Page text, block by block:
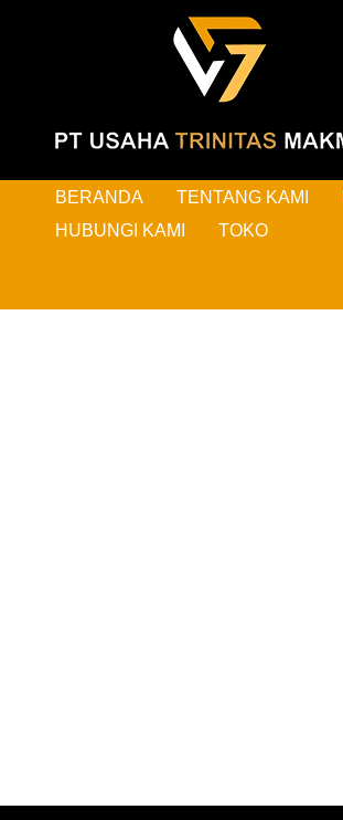
BERANDA TENTANG KAMI
HUBUNGI KAMI
TOKO